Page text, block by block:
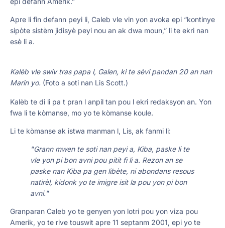
Apre li fin defann peyi li, Caleb vle vin yon avoka epi “kontinye
sipòte sistèm jidisyè peyi nou an ak dwa moun,” li te ekri nan
esè li a.
Kalèb vle swiv tras papa l, Galen, ki te sèvi pandan 20 an nan
Marin yo. (Foto a soti nan Lis Scott.)
Kalèb te di li pa t pran l anpil tan pou l ekri redaksyon an. Yon
fwa li te kòmanse, mo yo te kòmanse koule.
Li te kòmanse ak istwa manman l, Lis, ak fanmi li:
"Grann mwen te soti nan peyi a, Kiba, paske li te
vle yon pi bon avni pou pitit fi li a. Rezon an se
paske nan Kiba pa gen libète, ni abondans resous
natirèl, kidonk yo te imigre isit la pou yon pi bon
avni."
Granparan Caleb yo te genyen yon lotri pou yon viza pou
Amerik, yo te rive touswit apre 11 septanm 2001, epi yo te